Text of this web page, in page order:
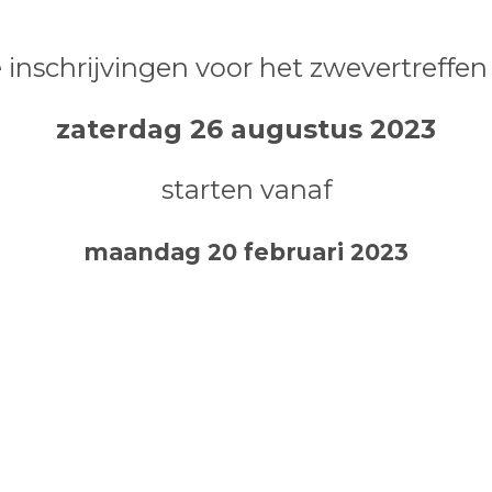
inschrijvingen voor het
zaterdag 26 augustus 2023
starten vanaf
maandag 20 februari 2023